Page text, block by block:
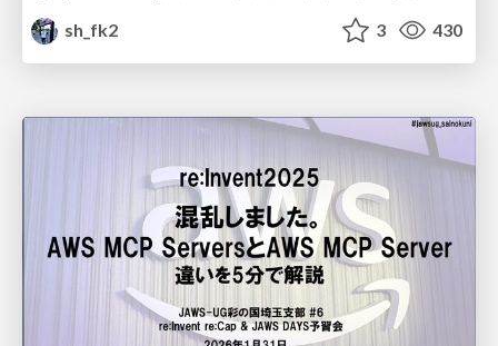
sh_fk2
3 430